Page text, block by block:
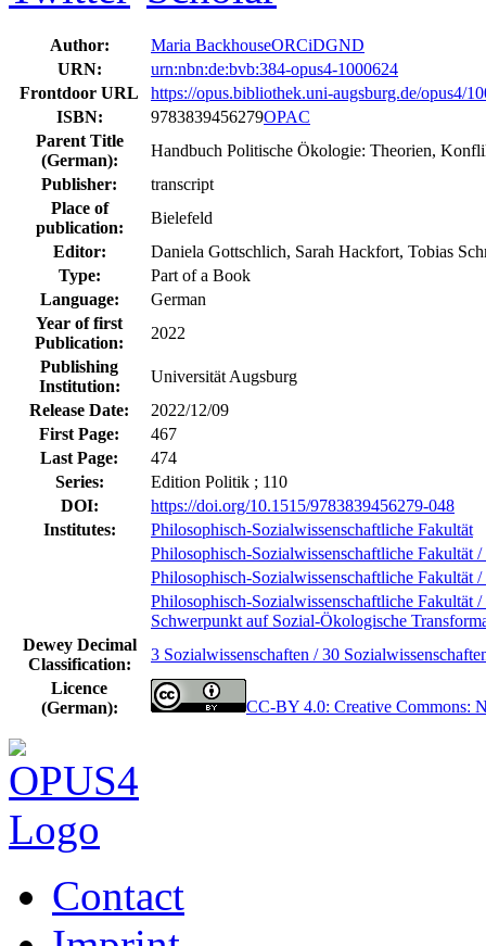
Author: Maria BackhouseORCiDGND
URN:
urn:nbn:de:bvb:384-opus4-1000624
Frontdoor URL
https://opus.bibliothek.uni-augsburg.de/opus4/
ISBN:
9783839456279OPAC
Parent Title
(German):
Handbuch Politische Ökologie: Theorien,
Publisher:
transcript
Place of
publication:
Bielefeld
Editor:
Daniela Gottschlich, Sarah Hackfort, Tobias
Type:
Part of a Book
Language:
German
Year of first
Publication:
2022
Publishing
Institution:
Universität Augsburg
Release Date:
2022/12/09
First Page:
467
Last Page:
474
Series:
Edition Politik ; 110
DOI:
https://doi.org/10.1515/9783839456279-048
Institutes:
Philosophisch-Sozialwissenschaftliche Fakultät
Philosophisch-Sozialwissenschaftliche Fakultät
Philosophisch-Sozialwissenschaftliche Fakultät
Philosophisch-Sozialwissenschaftliche
Schwerpunkt auf Sozial-Ökologische
Dewey Decimal
Classification:
3 Sozialwissenschaften / 30
Licence
(German):
CC-BY 4.0: Creative Commons:
Contact